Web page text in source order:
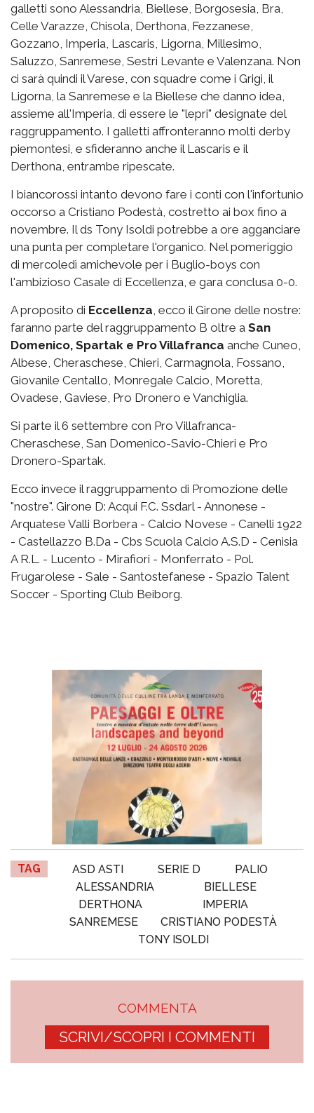
galletti sono Alessandria, Biellese, Borgosesia, Bra,
Celle Varazze, Chisola, Derthona, Fezzanese,
Gozzano, Imperia, Lascaris, Ligorna, Millesimo,
Saluzzo, Sanremese, Sestri Levante e Valenzana. Non
ci sarà quindi il Varese, con squadre come i Grigi, il
Ligorna, la Sanremese e la Biellese che danno idea,
assieme all'Imperia, di essere le "lepri" designate del
raggruppamento. I galletti affronteranno molti derby
piemontesi, e sfideranno anche il Lascaris e il
Derthona, entrambe ripescate.
I biancorossi intanto devono fare i conti con l'infortunio
occorso a Cristiano Podestà, costretto ai box fino a
novembre. Il ds Tony Isoldi potrebbe a ore agganciare
una punta per completare l'organico. Nel pomeriggio
di mercoledì amichevole per i Buglio-boys con
l'ambizioso Casale di Eccellenza, e gara conclusa 0-0.
A proposito di Eccellenza , ecco il Girone delle nostre:
faranno parte del raggruppamento B oltre a San
Domenico, Spartak e Pro Villafranca anche Cuneo,
Albese, Cheraschese, Chieri, Carmagnola, Fossano,
Giovanile Centallo, Monregale Calcio, Moretta,
Ovadese, Gaviese, Pro Dronero e Vanchiglia.
Si parte il 6 settembre con Pro Villafranca-
Cheraschese, San Domenico-Savio-Chieri e Pro
Dronero-Spartak.
Ecco invece il raggruppamento di Promozione delle
"nostre". Girone D: Acqui F.C. Ssdarl - Annonese -
Arquatese Valli Borbera - Calcio Novese - Canelli 1922
- Castellazzo B.Da - Cbs Scuola Calcio A.S.D - Cenisia
A R.L. - Lucento - Mirafiori - Monferrato - Pol.
Frugarolese - Sale - Santostefanese - Spazio Talent
Soccer - Sporting Club Beiborg.
TAG ASD ASTI SERIE D
PALIO
ALESSANDRIA
BIELLESE
DERTHONA
IMPERIA
SANREMESE
CRISTIANO PODESTÀ
TONY ISOLDI
COMMENTA
SCRIVI/SCOPRI I COMMENTI